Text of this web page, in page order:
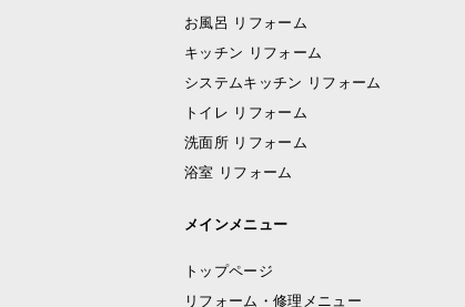
お風呂 リフォーム
キッチン リフォーム
システムキッチン リフォーム
トイレ リフォーム
洗面所 リフォーム
浴室 リフォーム
メインメニュー
トップページ
リフォーム・修理メニュー